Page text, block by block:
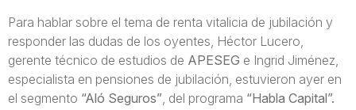
Para hablar sobre el tema de renta vitalicia de jubilación y
responder las dudas de los oyentes, Héctor Lucero,
gerente técnico de estudios de APESEG e Ingrid Jiménez,
especialista en pensiones de jubilación, estuvieron ayer en
el segmento “Aló Seguros”, del programa “Habla Capital”.